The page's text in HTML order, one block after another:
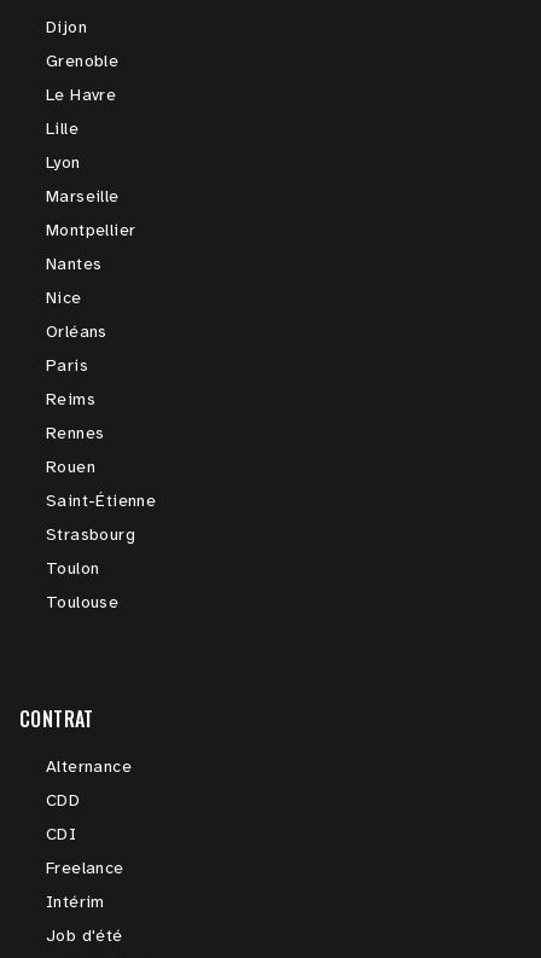
Dijon
Grenoble
Le Havre
Lille
Lyon
Marseille
Montpellier
Nantes
Nice
Orléans
Paris
Reims
Rennes
Rouen
Saint-Étienne
Strasbourg
Toulon
Toulouse
CONTRAT
Alternance
CDD
CDI
Freelance
Intérim
Job d'été